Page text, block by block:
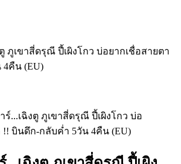
ภูเขาสี่ดรุณี ปี้เผิงโกว บ่อยากเชื่อสายตา
คืน (EU)